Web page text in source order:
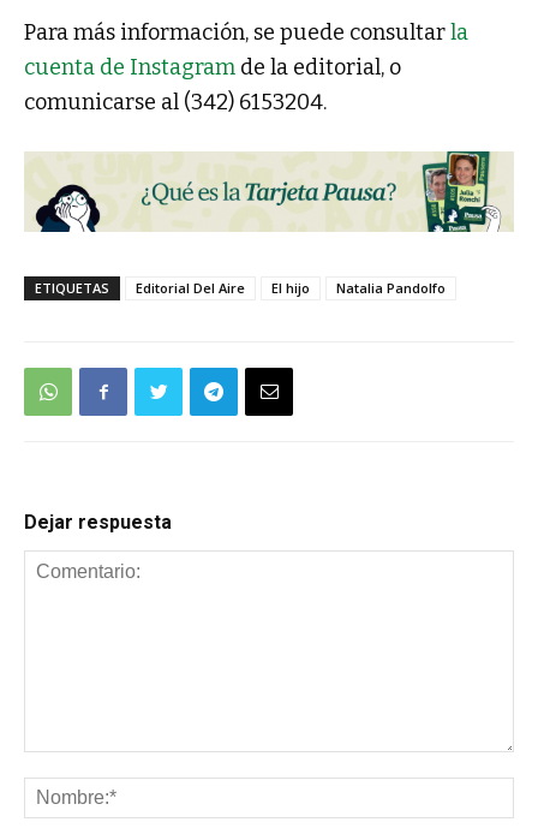
Para más información, se puede consultarla
cuenta de Instagram de la editorial, o
comunicarse al (342) 6153204.
ETIQUETAS Editorial Del Aire El hijo Natalia Pandolfo
Dejar respuesta